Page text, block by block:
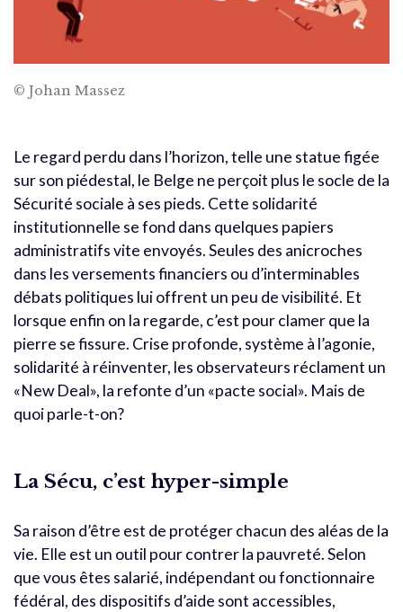
© Johan Massez
Le regard perdu dans l’horizon, telle une statue figée
sur son piédestal, le Belge ne perçoit plus le socle de la
Sécurité sociale à ses pieds. Cette solidarité
institutionnelle se fond dans quelques papiers
administratifs vite envoyés. Seules des anicroches
dans les versements financiers ou d’interminables
débats politiques lui offrent un peu de visibilité. Et
lorsque enfin on la regarde, c’est pour clamer que la
pierre se fissure. Crise profonde, système à l’agonie,
solidarité à réinventer, les observateurs réclament un
«New Deal», la refonte d’un «pacte social». Mais de
quoi parle-t-on?
La Sécu, c’est hyper-simple
Sa raison d’être est de protéger chacun des aléas de la
vie. Elle est un outil pour contrer la pauvreté. Selon
que vous êtes salarié, indépendant ou fonctionnaire
fédéral, des dispositifs d’aide sont accessibles,